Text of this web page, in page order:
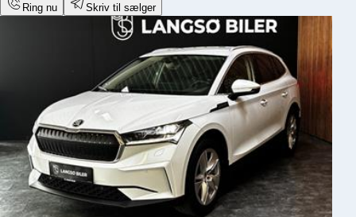
Ring nu Skriv til sælger